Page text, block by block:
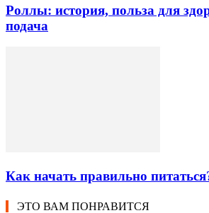
Роллы: история, польза для
подача
Как начать правильно
ЭТО ВАМ ПОНРАВИТСЯ